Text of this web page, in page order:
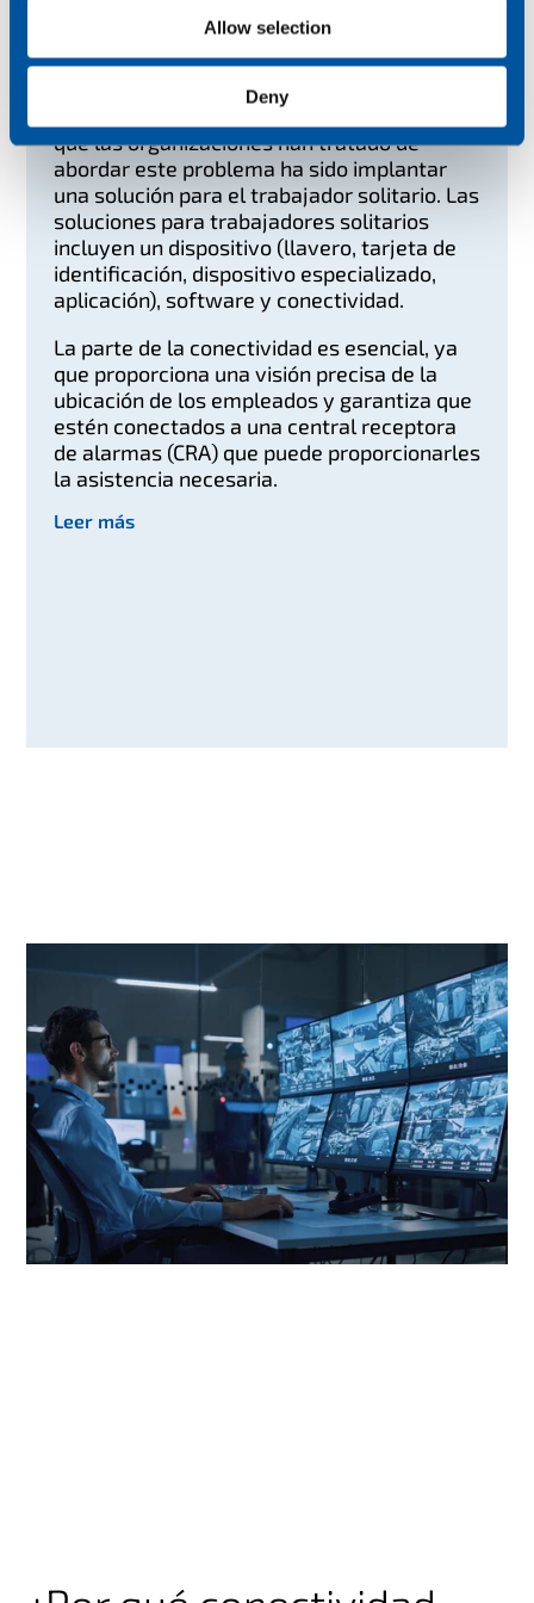
Allow selection
Deny
múltiples entornos, las organizaciones
tienen una mayor obligación de velar por la
seguridad y el bienestar de su personal.
En los últimos años, una de las formas en
que las organizaciones han tratado de
abordar este problema ha sido implantar
una solución para el trabajador solitario. Las
soluciones para trabajadores solitarios
incluyen un dispositivo (llavero, tarjeta de
identificación, dispositivo especializado,
aplicación), software y conectividad.
La parte de la conectividad es esencial, ya
que proporciona una visión precisa de la
ubicación de los empleados y garantiza que
estén conectados a una central receptora
de alarmas (CRA) que puede proporcionarles
la asistencia necesaria.
Leer más